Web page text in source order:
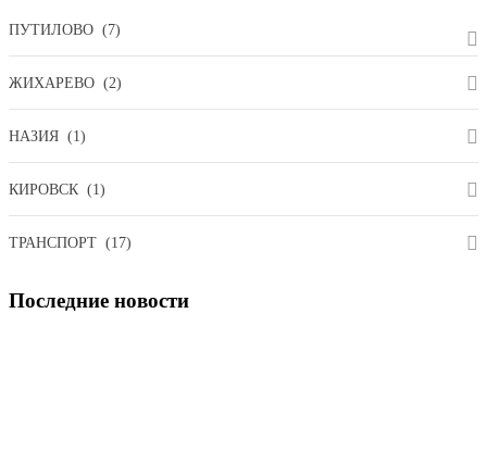
ПУТИЛОВО (7)
ЖИХАРЕВО (2)
НАЗИЯ (1)
КИРОВСК (1)
ТРАНСПОРТ (17)
Последние новости